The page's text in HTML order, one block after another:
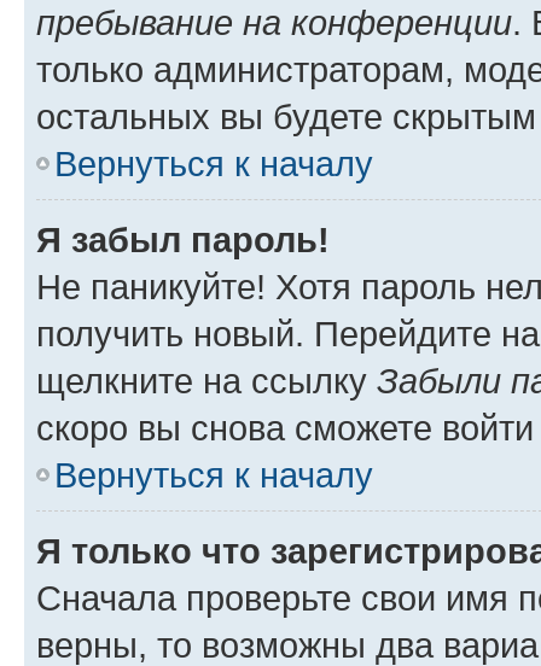
пребывание на конференции.
только администраторам,
остальных вы будете
Вернуться к началу
Я забыл пароль!
Не паникуйте! Хотя пароль
получить новый. Перейдите
щелкните на ссылку Забыли
скоро вы снова сможете
Вернуться к началу
Я только что
Сначала проверьте свои имя
верны, то возможны два